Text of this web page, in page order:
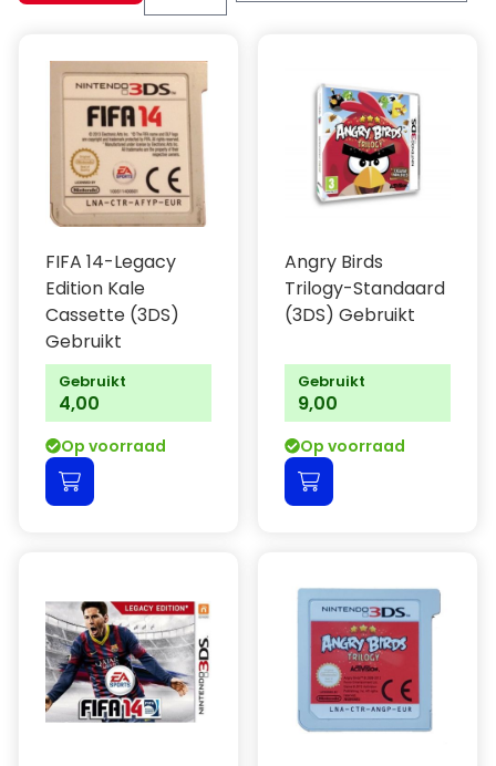
FIFA 14-Legacy
Edition Kale
Cassette (3DS)
Gebruikt
Gebruikt
4,00
Op voorraad
Angry Birds
Trilogy-Standaard
(3DS) Gebruikt
Gebruikt
9,00
Op voorraad